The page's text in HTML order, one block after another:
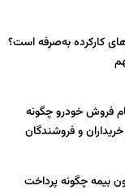
کارکرده به‌صرفه است؟
فروش خودرو چگونه
و فروشندگان
بیمه چگونه پرداخت